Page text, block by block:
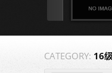
CATEGORY: 16